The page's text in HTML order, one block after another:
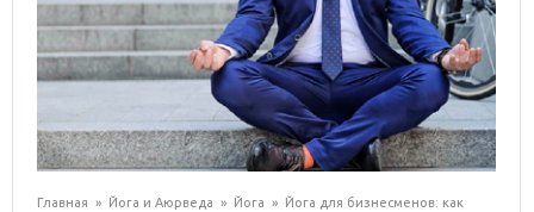
Главная » Йога и Аюрведа » Йога » Йога для бизнесменов: как